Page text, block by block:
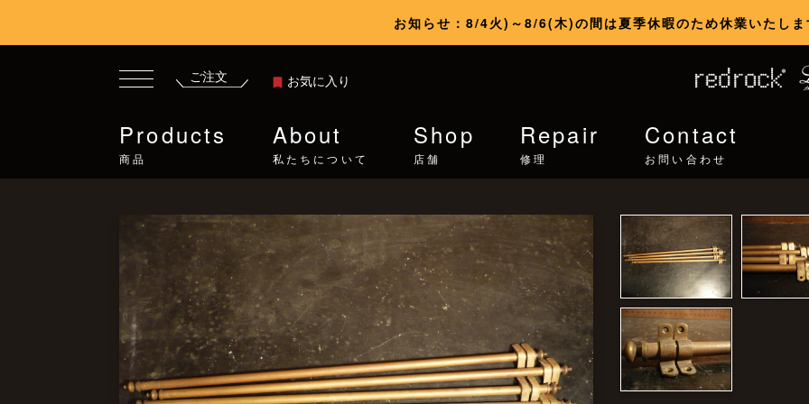
お知らせ：8/4火)～8/6(木)の間は夏季休暇のため休業いたしま
ご注文 お気に入り
Products
商品
About
私たちについて
Shop
店舗
Repair
修理
Contact
お問い合わせ